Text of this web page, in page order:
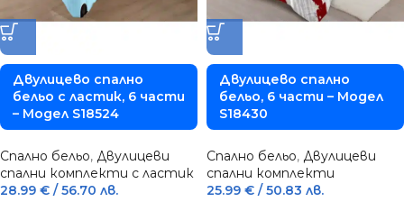
Двулицево спално
бельо с ластик, 6 части
– Модел S18524
Спално бельо, Двулицеви
спални комплекти с ластик
28.99 € / 56.70 лв.
Двулицево спално
бельо, 6 части – Модел
S18430
Спално бельо, Двулицеви
спални комплекти
25.99 € / 50.83 лв.